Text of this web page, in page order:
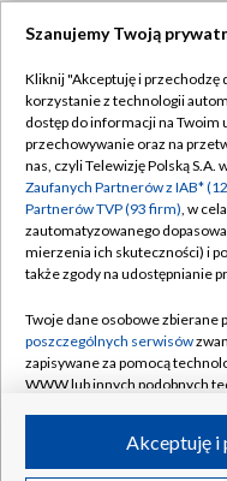
Abonament TVP
Emisja w TVP
Centrum informacji
Naziemna Telewizja
Rada Programowa
System NOS
Informacje o nadawcy
Program dla prasy
Szanujemy Twoją
Kliknij "Akceptuję i przechodzę
korzystanie z technologii
dostęp do informacji na
przechowywanie oraz na
nas, czyli Telewizję Polską S.A.
Zaufanych Partnerów z IAB*
Partnerów TVP (93 firm), w
zautomatyzowanego
mierzenia ich skuteczności) i
także zgody na udostępnianie
Twoje dane osobowe zbierane
poszczególnych serwisów
zapisywane za pomocą
WWW lub innych podobnych
ruchu w Internecie.Akceptuję i